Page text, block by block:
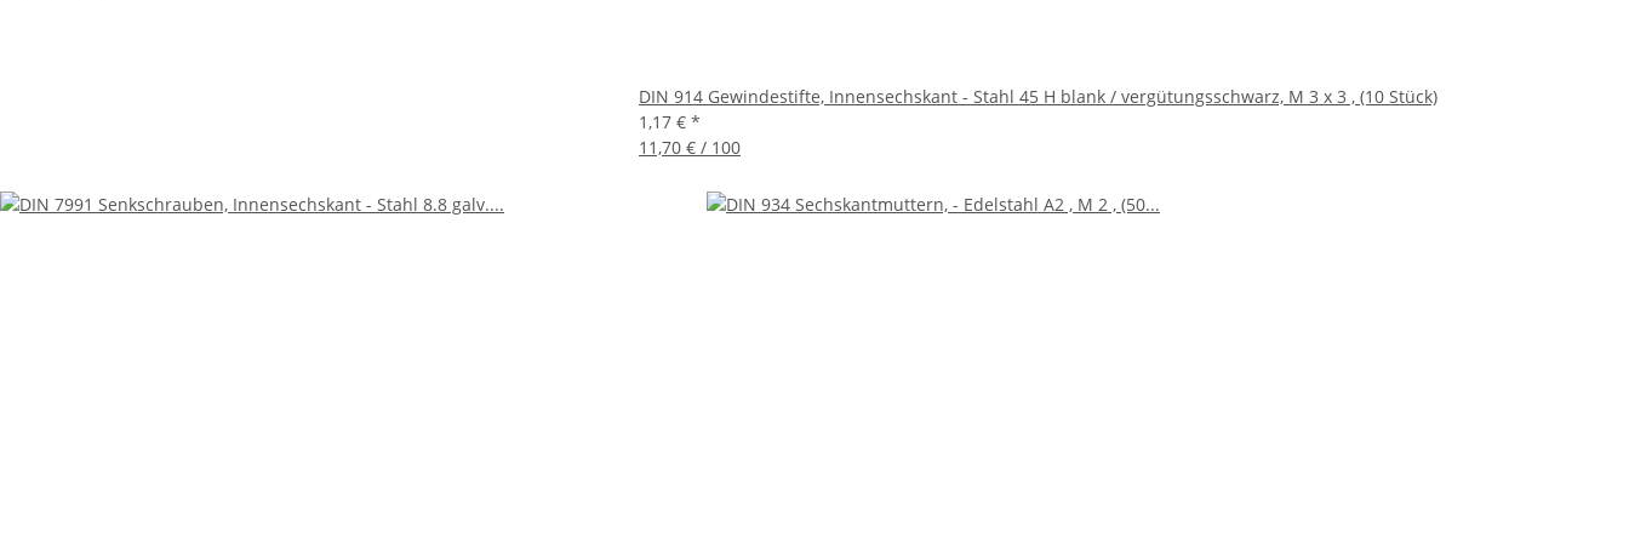
DIN 914 Gewindestifte, Innensechskant - Stahl 45 H blank / vergütungsschwarz, M 3 x 3 , (10 Stück)
1,17 € *
11,70 € / 100